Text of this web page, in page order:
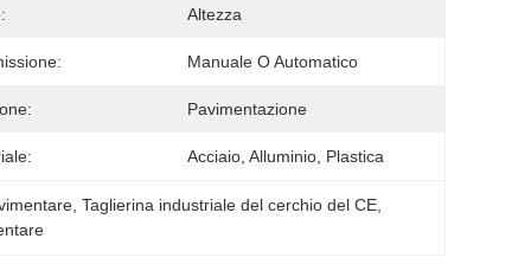
Altezza
Manuale O Automatico
Pavimentazione
Acciaio, Alluminio, Plastica
, Taglierina industriale del cerchio del CE